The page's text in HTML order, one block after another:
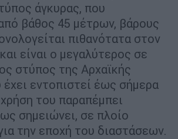
άγκυρας, που
βάθος 45 μέτρων, βάρους
πιθανότατα στον
είναι ο μεγαλύτερος σε
στύπος της Αρχαϊκής
εντοπιστεί έως σήμερα
του παραπέμπει
σημειώνει, σε πλοίο
την εποχή του διαστάσεων.